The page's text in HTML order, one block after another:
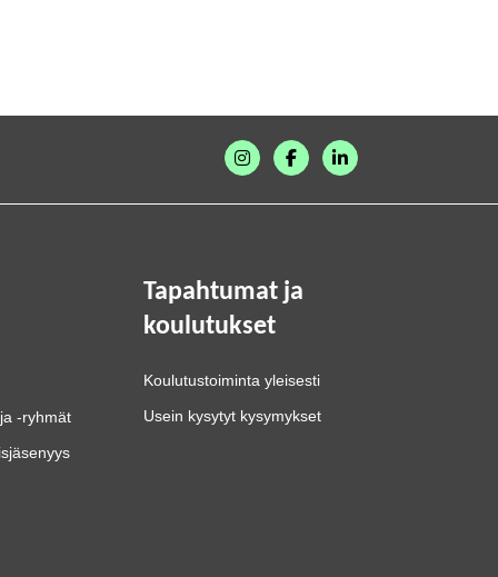
-ryhmät
Tapahtumat ja
koulutukset
Koulutustoiminta yleisesti
Usein kysytyt kysymykset